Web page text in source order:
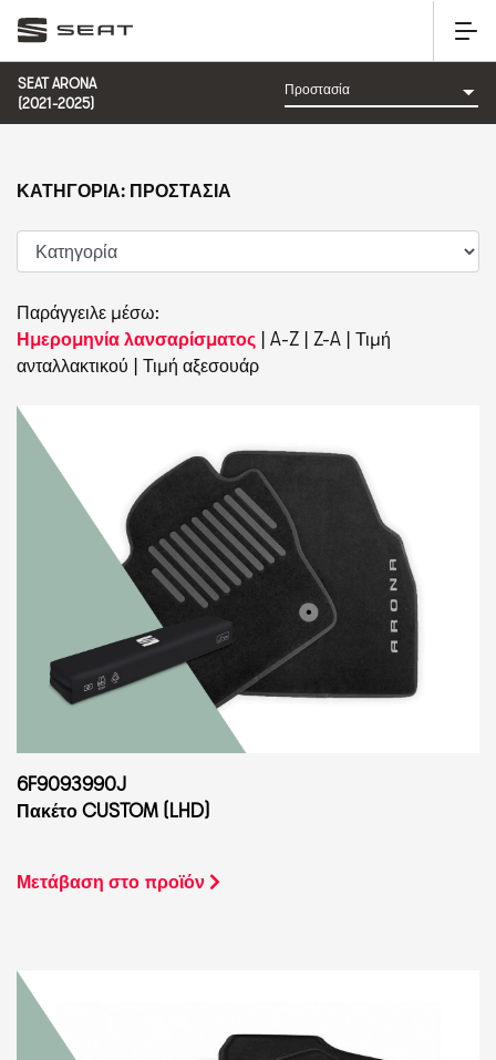
SEAT ARONA
(2021-2025)
Παράγγειλε μέσω:
Ημερομηνία λανσαρίσματος | A-Z | Z-A | Τιμή
ανταλλακτικού | Τιμή αξεσουάρ
6F9093990J
Πακέτο CUSTOM (LHD)
Μετάβαση στο προϊόν
ΚΑΤΗΓΟΡΊΑ: ΠΡΟΣΤΑΣΊΑ